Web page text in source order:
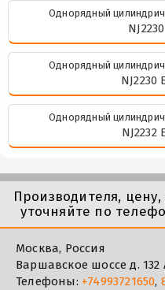
Однорядный
Однорядный
NJ2230
Однорядный
NJ2232
Производителя,
уточняйте по
Москва, Россия
Варшавское шоссе д. 132
Телефоны: +74993721650,